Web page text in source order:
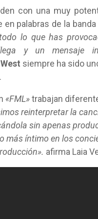
con una muy
en palabras de la banda
lo que has
y un mensaje
siempre ha sido
«FML»trabajan
reinterpretar la
sin apenas
más íntimo en los
afirma Laia